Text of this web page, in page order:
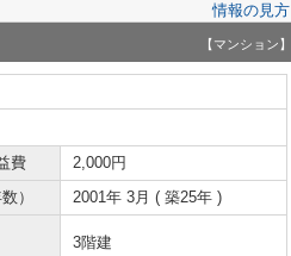
情報の見方
【マンション】
費
2,000円
）
2001年 3月 ( 築25年 )
3階建